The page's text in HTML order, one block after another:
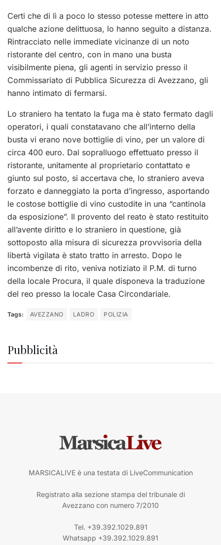
Certi che di lì a poco lo stesso potesse mettere in atto
qualche azione delittuosa, lo hanno seguito a distanza.
Rintracciato nelle immediate vicinanze di un noto
ristorante del centro, con in mano una busta
visibilmente piena, gli agenti in servizio presso il
Commissariato di Pubblica Sicurezza di Avezzano, gli
hanno intimato di fermarsi.
Lo straniero ha tentato la fuga ma è stato fermato dagli
operatori, i quali constatavano che all’interno della
busta vi erano nove bottiglie di vino, per un valore di
circa 400 euro. Dal sopralluogo effettuato presso il
ristorante, unitamente al proprietario contattato e
giunto sul posto, si accertava che, lo straniero aveva
forzato e danneggiato la porta d’ingresso, asportando
le costose bottiglie di vino custodite in una “cantinola
da esposizione”. Il provento del reato è stato restituito
all’avente diritto e lo straniero in questione, già
sottoposto alla misura di sicurezza provvisoria della
libertà vigilata è stato tratto in arresto. Dopo le
incombenze di rito, veniva notiziato il P.M. di turno
della locale Procura, il quale disponeva la traduzione
del reo presso la locale Casa Circondariale.
Tags: AVEZZANO LADRO POLIZIA
Pubblicità
MARSICALIVE è una testata di LiveCommunication
Registrato alla sezione stampa del tribunale di
Avezzano con numero 7/2010
Tel. +39.392.1029.891
Whatsapp +39.392.1029.891